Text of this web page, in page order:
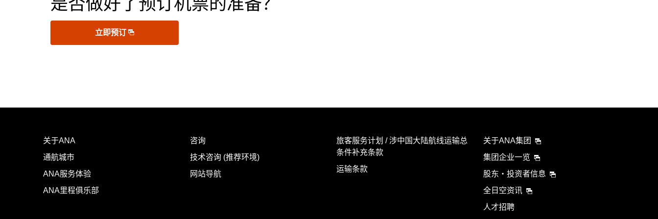
立即预订
关于ANA
通航城市
ANA服务体验
ANA里程俱乐部
咨询
技术咨询 (推荐环境)
网站导航
旅客服务计划 / 涉中国大陆航线运输总
条件补充条款
运输条款
关于ANA集团
集团企业一览
股东・投资者信息
全日空资讯
人才招聘